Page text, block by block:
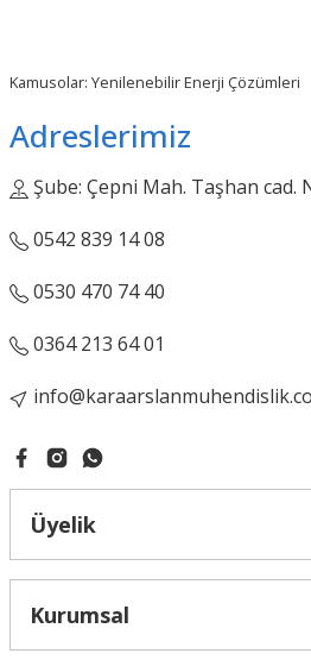
Gönder
Kamusolar: Yenilenebilir Enerji Çözümleri
Adreslerimiz
Şube: Çepni Mah. Taşhan cad.
0542 839 14 08
0530 470 74 40
0364 213 64 01
Üyelik
Kurumsal